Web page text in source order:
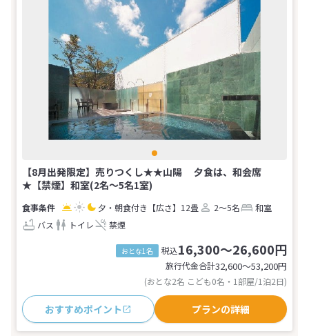
【8月出発限定】売りつくし★★山陽 夕食は、和会席
★【禁煙】和室(2名～5名1室)
夕・朝食付き 【広さ】12畳 2～5名
和室
バス
トイレ 禁煙
おとな1名 税込16,300～26,600円
旅行代金合計32,600〜53,200円
(おとな2名 こども0名・1部屋/1泊2日)
おすすめポイント プランの詳細